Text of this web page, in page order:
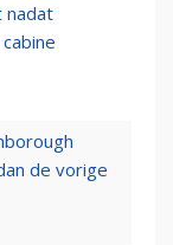
nadat
de vorige